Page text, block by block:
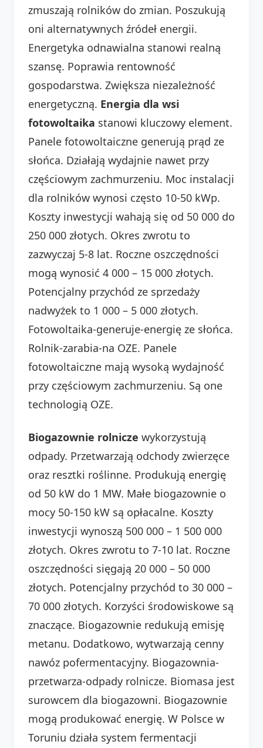
zmuszają rolników do zmian. Poszukują
oni alternatywnych źródeł energii.
Energetyka odnawialna stanowi realną
szansę. Poprawia rentowność
gospodarstwa. Zwiększa niezależność
energetyczną. Energia dla wsi
fotowoltaika stanowi kluczowy element.
Panele fotowoltaiczne generują prąd ze
słońca. Działają wydajnie nawet przy
częściowym zachmurzeniu. Moc instalacji
dla rolników wynosi często 10-50 kWp.
Koszty inwestycji wahają się od 50 000 do
250 000 złotych. Okres zwrotu to
zazwyczaj 5-8 lat. Roczne oszczędności
mogą wynosić 4 000 – 15 000 złotych.
Potencjalny przychód ze sprzedaży
nadwyżek to 1 000 – 5 000 złotych.
Fotowoltaika-generuje-energię ze słońca.
Rolnik-zarabia-na OZE. Panele
fotowoltaiczne mają wysoką wydajność
przy częściowym zachmurzeniu. Są one
technologią OZE.
Biogazownie rolnicze wykorzystują
odpady. Przetwarzają odchody zwierzęce
oraz resztki roślinne. Produkują energię
od 50 kW do 1 MW. Małe biogazownie o
mocy 50-150 kW są opłacalne. Koszty
inwestycji wynoszą 500 000 – 1 500 000
złotych. Okres zwrotu to 7-10 lat. Roczne
oszczędności sięgają 20 000 – 50 000
złotych. Potencjalny przychód to 30 000 –
70 000 złotych. Korzyści środowiskowe są
znaczące. Biogazownie redukują emisję
metanu. Dodatkowo, wytwarzają cenny
nawóz pofermentacyjny. Biogazownia-
przetwarza-odpady rolnicze. Biomasa jest
surowcem dla biogazowni. Biogazownie
mogą produkować energię. W Polsce w
Toruniu działa system fermentacji